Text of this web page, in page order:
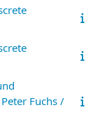
Fuchs /